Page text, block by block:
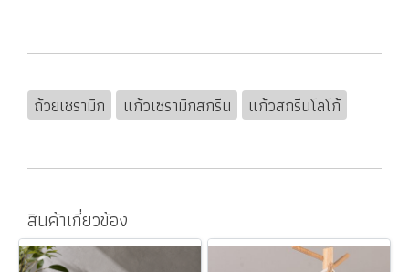
ถ้วยเซรามิก แก้วเซรามิกสกรีน แก้วสกรีนโลโก้
สินค้าเกี่ยวข้อง